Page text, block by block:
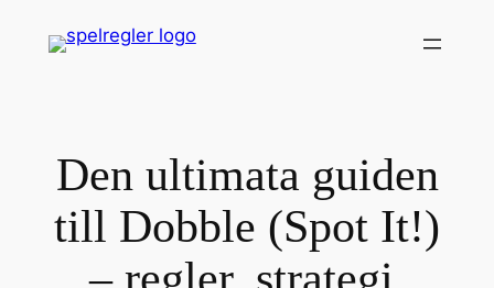
Den ultimata guiden
till Dobble (Spot It!)
– regler, strategi,